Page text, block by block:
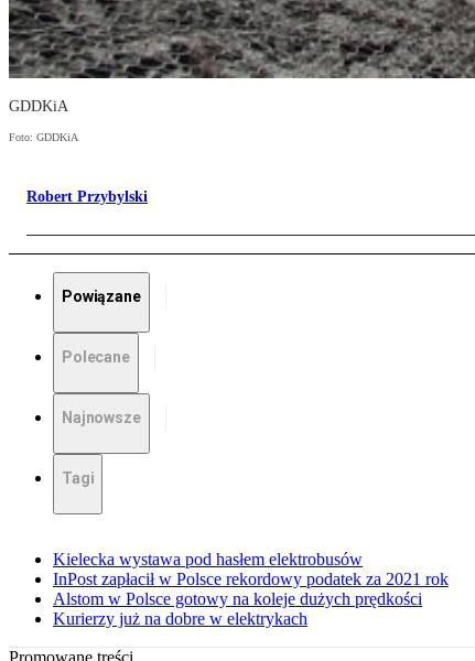
GDDKiA
Foto: GDDKiA
Robert Przybylski
Powiązane
Polecane
Najnowsze
Tagi
Kielecka wystawa pod hasłem elektrobusów
InPost zapłacił w Polsce rekordowy podatek za 2021 rok
Alstom w Polsce gotowy na koleje dużych prędkości
Kurierzy już na dobre w elektrykach
Promowane treści